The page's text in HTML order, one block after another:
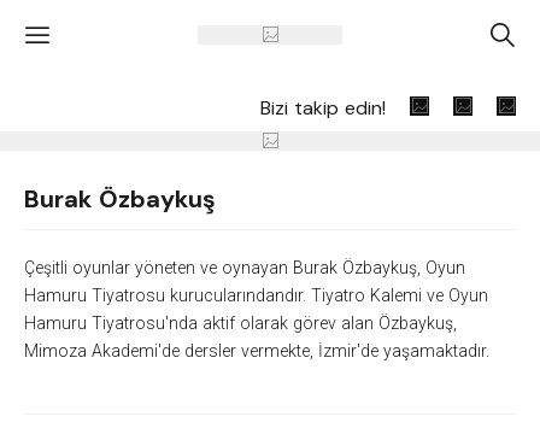
' A
Bizi takip edin!
Burak Özbaykuş
Çeşitli oyunlar yöneten ve oynayan Burak Özbaykuş, Oyun
Hamuru Tiyatrosu kurucularındandır. Tiyatro Kalemi ve Oyun
Hamuru Tiyatrosu'nda aktif olarak görev alan Özbaykuş,
Mimoza Akademi'de dersler vermekte, İzmir'de yaşamaktadır.